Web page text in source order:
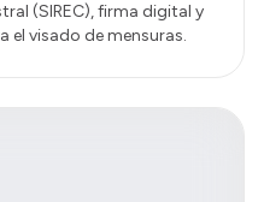
(SIREC), firma digital y
el visado de mensuras.